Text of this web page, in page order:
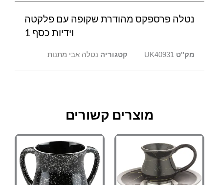
נטלה פרספקס מהודרת שקופה עם פלקטה
וידיות כסף 1
מק"ט UK40931 קטגוריה נטלה אבי מתנות
מוצרים קשורים